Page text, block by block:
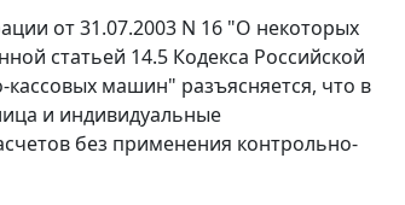
от 31.07.2003 N 16 "О некоторых
статьей 14.5 Кодекса Российской
машин" разъясняется, что в
и индивидуальные
без применения контрольно-